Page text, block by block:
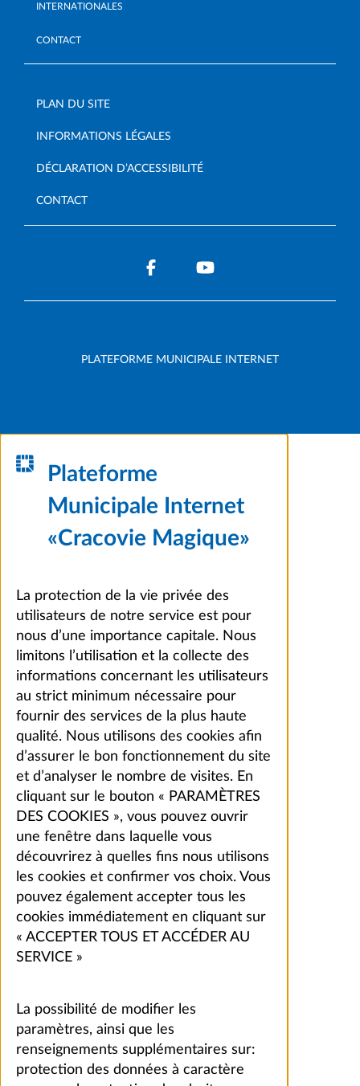
INTERNATIONALES
CONTACT
PLAN DU SITE
INFORMATIONS LÉGALES
DÉCLARATION D’ACCESSIBILITÉ
CONTACT
PLATEFORME MUNICIPALE INTERNET
Plateforme
Municipale Internet
«Cracovie Magique»
La protection de la vie privée des
utilisateurs de notre service est pour
nous d’une importance capitale. Nous
limitons l’utilisation et la collecte des
informations concernant les utilisateurs
au strict minimum nécessaire pour
fournir des services de la plus haute
qualité. Nous utilisons des cookies afin
d’assurer le bon fonctionnement du site
et d’analyser le nombre de visites. En
cliquant sur le bouton « PARAMÈTRES
DES COOKIES », vous pouvez ouvrir
une fenêtre dans laquelle vous
découvrirez à quelles fins nous utilisons
les cookies et confirmer vos choix. Vous
pouvez également accepter tous les
cookies immédiatement en cliquant sur
« ACCEPTER TOUS ET ACCÉDER AU
SERVICE »
La possibilité de modifier les
paramètres, ainsi que les
renseignements supplémentaires sur:
protection des données à caractère